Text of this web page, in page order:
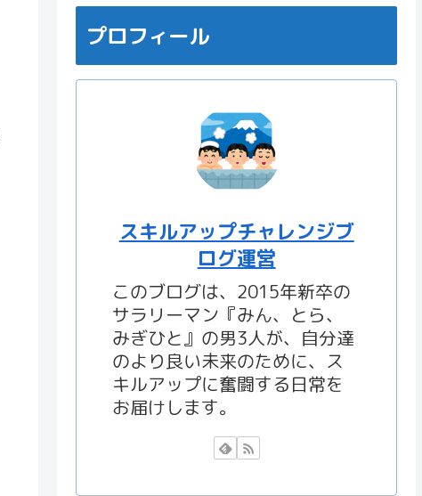
プロフィール
スキルアップチャレンジブ
ログ運営
このブログは、2015年新卒の
サラリーマン『みん、とら、
みぎひと』の男3人が、自分達
のより良い未来のために、ス
キルアップに奮闘する日常を
お届けします。